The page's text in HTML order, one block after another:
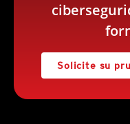
Solicite su